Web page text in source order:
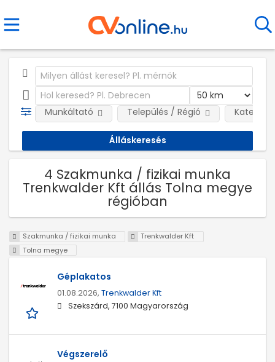
Munkáltató Település / Régió
4 Szakmunka / fizikai munka
Trenkwalder Kft állás Tolna megye
régióban
Szakmunka / fizikai munka
Trenkwalder Kft
Tolna megye
Géplakatos
01.08.2026, Trenkwalder Kft
Szekszárd, 7100 Magyarország
Végszerelő